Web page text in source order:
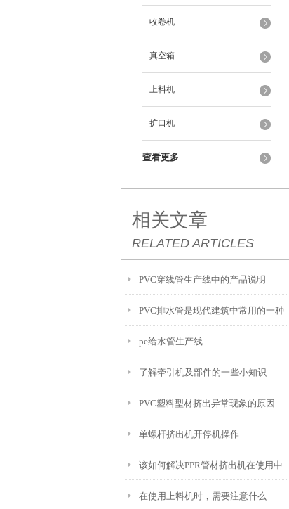
收卷机
真空箱
上料机
扩口机
查看更多
相关文章
RELATED ARTICLES
PVC穿线管生产线中的产品说明
PVC排水管是现代建筑中常用的一种
管道材料
pe给水管生产线
了解牵引机及部件的一些小知识
PVC塑料型材挤出异常现象的原因
单螺杆挤出机开停机操作
该如何解决PPR管材挤出机在使用中
的问题
在使用上料机时，需要注意什么